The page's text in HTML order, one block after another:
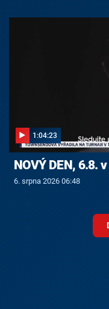
1:04:23
NOVÝ DEN, 6.8.
6. srpna 2026 06:48